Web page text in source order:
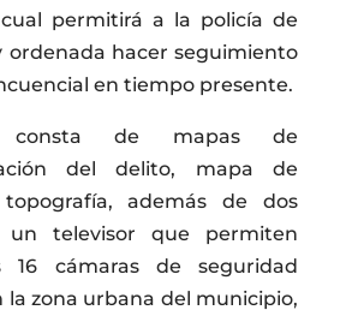
cual permitirá a la policía de
ordenada hacer seguimiento
en tiempo presente.
consta de mapas de
del delito, mapa de
además de dos
un televisor que permiten
16 cámaras de seguridad
la zona urbana del municipio,